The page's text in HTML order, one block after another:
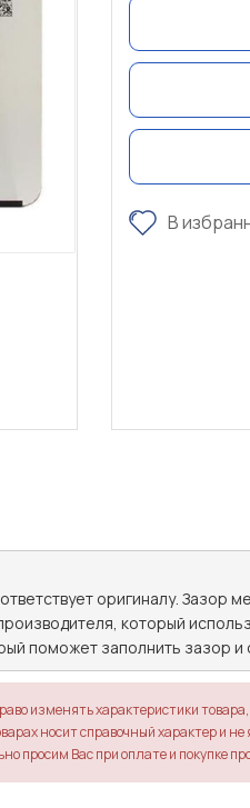
В
оригиналу. Зазор
который
поможет заполнить зазор
изменять характеристики
носит справочный характер и
просим Вас при оплате и покупке